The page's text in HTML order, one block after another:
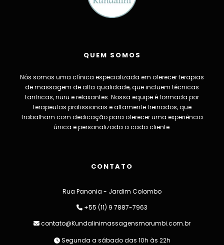
QUEM SOMOS
Nós somos uma clínica especializada em oferecer terapias
de massagem de alta qualidade, que incluem técnicas
tantricas, nuru e relaxantes. Nossa equipe é formada por
terapeutas profissionais e altamente treinados, que
trabalham com dedicação para oferecer uma experiência
única e personalizada a cada cliente.
CONTATO
Rua Panonia - Jardim Colombo
+55 (11) 9 7887-7963
contato@Kundalinimassagensmorumbi.com.br
Segunda a sábado das 10h às 22h